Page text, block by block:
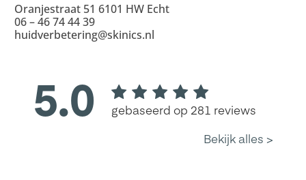
Oranjestraat 51 6101 HW Echt
06 – 46 74 44 39
huidverbetering@skinics.nl